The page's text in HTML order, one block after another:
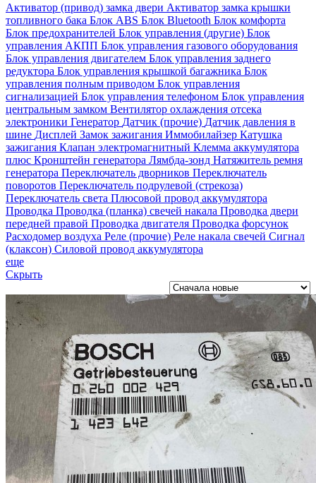
Активатор (привод) замка двери Активатор замка крышки
топливного бака Блок ABS Блок Bluetooth Блок комфорта
Блок предохранителей Блок управления (другие) Блок
управления АКПП Блок управления газового оборудования
Блок управления двигателем Блок управления заднего
редуктора Блок управления крышкой багажника Блок
управления полным приводом Блок управления
сигнализацией Блок управления телефоном Блок управления
центральным замком Вентилятор охлаждения отсека
электроники Генератор Датчик (прочие) Датчик давления в
шине Дисплей Замок зажигания Иммобилайзер Катушка
зажигания Клапан электромагнитный Клемма аккумулятора
плюс Кронштейн генератора Лямбда-зонд Натяжитель ремня
генератора Переключатель дворников Переключатель
поворотов Переключатель подрулевой (стрекоза)
Переключатель света Плюсовой провод аккумулятора
Проводка Проводка (планка) свечей накала Проводка двери
передней правой Проводка двигателя Проводка форсунок
Расходомер воздуха Реле (прочие) Реле накала свечей Сигнал
(клаксон) Силовой провод аккумулятора
еще
Скрыть